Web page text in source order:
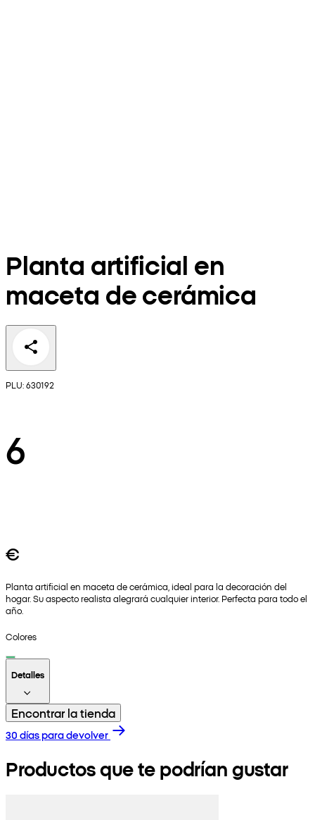
Planta artificial en
maceta de cerámica
PLU: 630192
6
€
Planta artificial en maceta de cerámica, ideal para la decoración del
hogar. Su aspecto realista alegrará cualquier interior. Perfecta para todo el
año.
Colores
Detalles
Encontrar la tienda
30 días para devolver
Productos que te podrían gustar